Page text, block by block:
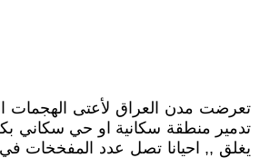
تعرضت مدن العراق لأعتى الهجمات
تدمير منطقة سكانية او حي سكاني